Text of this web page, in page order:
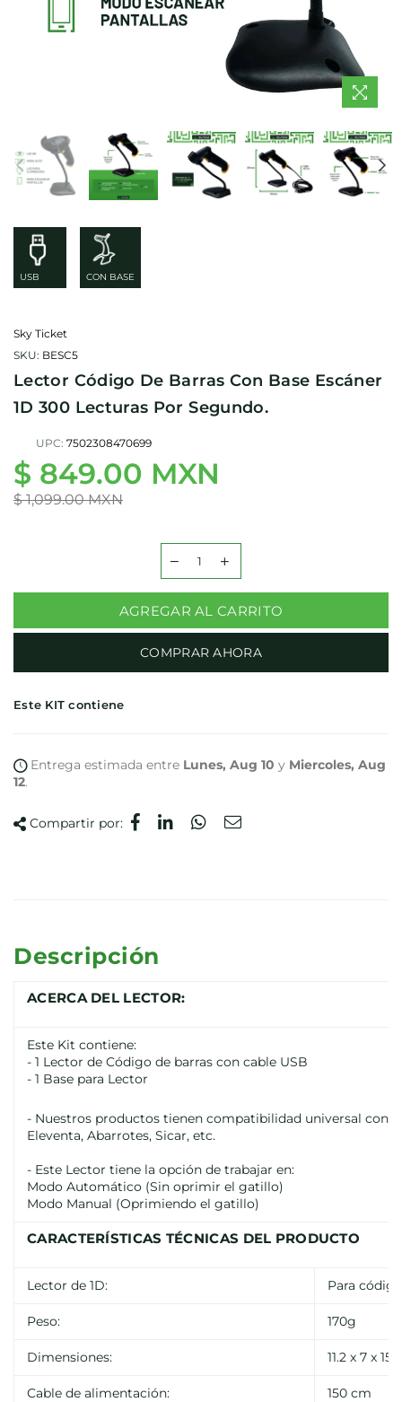
USB CON BASE
Sky Ticket
SKU: BESC5
Lector Código De Barras Con Base Escáner
1D 300 Lecturas Por Segundo.
UPC: 7502308470699
Precio
habitual
$ 849.00 MXN
$ 1,099.00 MXN
AGREGAR AL CARRITO
COMPRAR AHORA
Este KIT contiene
Entrega estimada entre Lunes, Aug 10 y Miercoles, Aug
12.
Compartir por:
Descripción
ACERCA DEL LECTOR:
Este Kit contiene:
- 1 Lector de Código de barras con cable USB
- 1 Base para Lector
- Nuestros productos tienen compatibilidad universal con
Eleventa, Abarrotes, Sicar, etc.
- Este Lector tiene la opción de trabajar en:
Modo Automático (Sin oprimir el gatillo)
Modo Manual (Oprimiendo el gatillo)
CARACTERÍSTICAS TÉCNICAS DEL PRODUCTO
Lector de 1D: Para
Peso: 170g
Dimensiones: 11.2 x 7 x 15
Cable de alimentación: 150 cm